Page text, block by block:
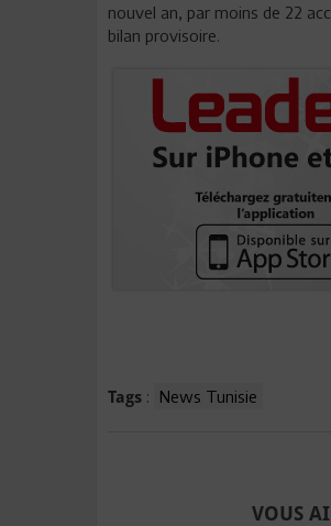
nouvel an, par moins de 22
bilan provisoire.
Tags : News Tunisie
VOUS